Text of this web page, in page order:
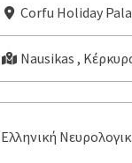
Corfu Holiday
Nausikas ,
Ελληνική